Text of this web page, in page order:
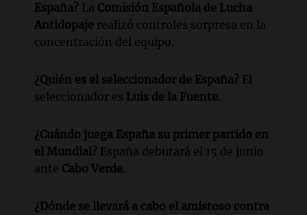
España? La Comisión Española de Lucha
Antidopaje realizó controles sorpresa en la
concentración del equipo.
¿Quién es el seleccionador de España? El
seleccionador es Luis de la Fuente.
¿Cuándo juega España su primer partido en
el Mundial? España debutará el 15 de junio
ante Cabo Verde.
¿Dónde se llevará a cabo el amistoso contra